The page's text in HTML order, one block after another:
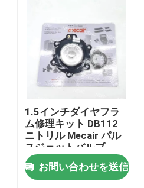
1.5インチダイヤフラ
ム修理キット DB112
ニトリル Mecair パル
スジェットバルブ
VNP212 VEM212 NBR
VITON VNP312
VEM312用
お問い合わせを送信